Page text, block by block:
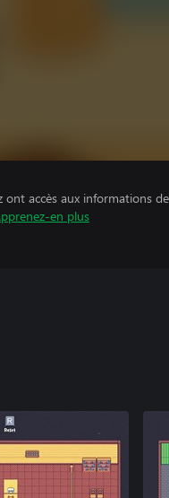
ont accès aux informations
en plus